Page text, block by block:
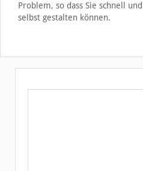
Problem, so dass Sie schnell
selbst gestalten können.